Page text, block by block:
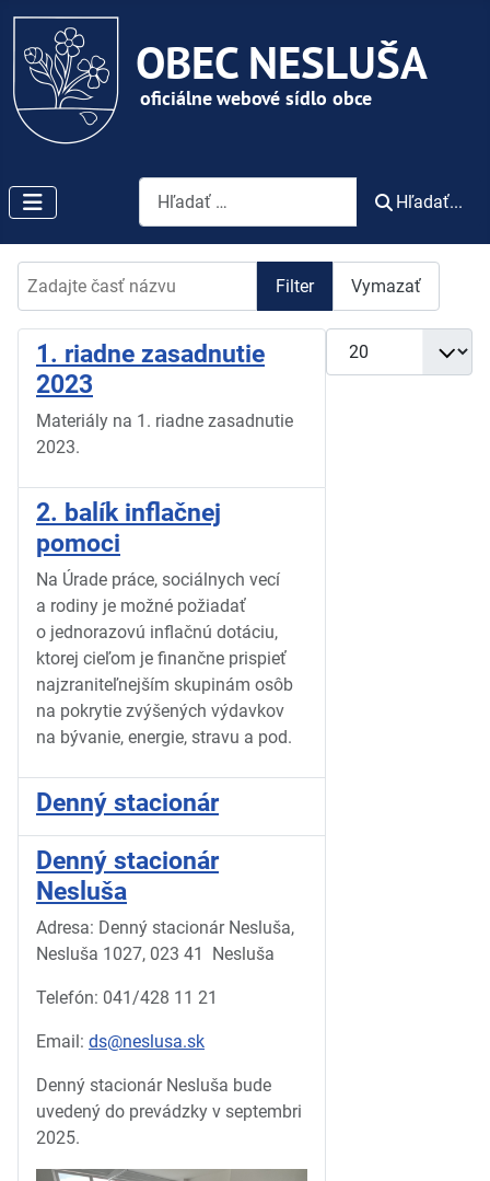
Vyhľadávanie
Hľadať...
Zadajte časť názvu
Filter Vymazať
Zobrazené položky
1. riadne zasadnutie
2023
Materiály na 1. riadne zasadnutie
2023.
2. balík inflačnej
pomoci
Na Úrade práce, sociálnych vecí
a rodiny je možné požiadať
o jednorazovú inflačnú dotáciu,
ktorej cieľom je finančne prispieť
najzraniteľnejším skupinám osôb
na pokrytie zvýšených výdavkov
na bývanie, energie, stravu a pod.
Denný stacionár
Denný stacionár
Nesluša
Adresa: Denný stacionár Nesluša,
Nesluša 1027, 023 41 Nesluša
Telefón: 041/428 11 21
Email: ds@neslusa.sk
Denný stacionár Nesluša bude
uvedený do prevádzky v septembri
2025.